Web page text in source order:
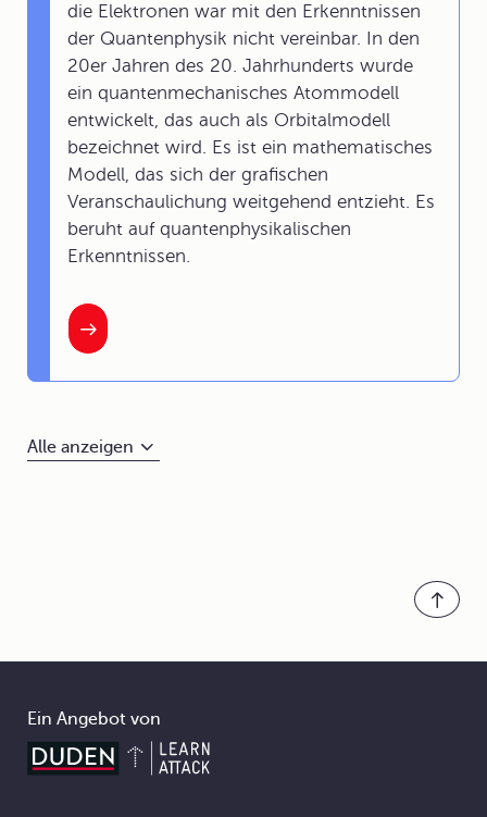
die Elektronen war mit den Erkenntnissen
der Quantenphysik nicht vereinbar. In den
20er Jahren des 20. Jahrhunderts wurde
ein quantenmechanisches Atommodell
entwickelt, das auch als Orbitalmodell
bezeichnet wird. Es ist ein mathematisches
Modell, das sich der grafischen
Veranschaulichung weitgehend entzieht. Es
beruht auf quantenphysikalischen
Erkenntnissen.
Alle anzeigen
Ein Angebot von